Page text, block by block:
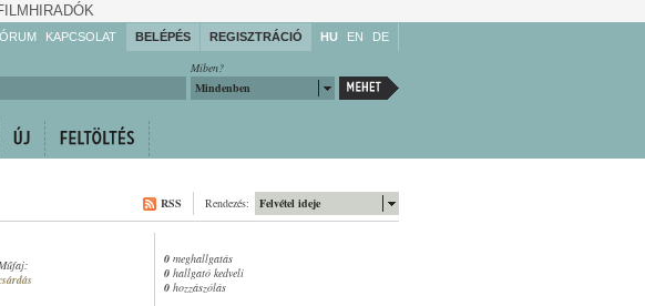
KAPCSOLAT BELÉPÉS REGISZTRÁCIÓ HU EN DE
Miben?
Mindenben
Felvétel ideje
Rendezés:
RSS
0 meghallgatás
0 hallgató kedveli
0 hozzászólás